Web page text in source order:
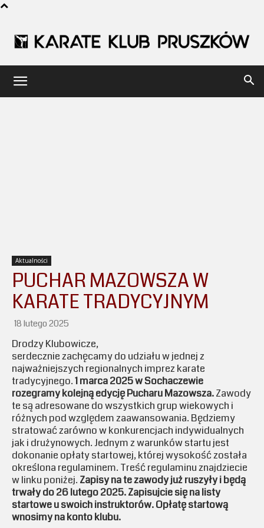
Aktualności
PUCHAR MAZOWSZA W
KARATE TRADYCYJNYM
18 lutego 2025
Drodzy Klubowicze,
serdecznie zachęcamy do udziału w jednej z
najważniejszych regionalnych imprez karate
tradycyjnego.1 marca 2025 w Sochaczewie
rozegramy kolejną edycję Pucharu Mazowsza.Zawody
te są adresowane do wszystkich grup wiekowych i
różnych pod względem zaawansowania. Będziemy
stratować zarówno w konkurencjach indywidualnych
jak i drużynowych. Jednym z warunków startu jest
dokonanie opłaty startowej, której wysokość została
określona regulaminem. Treść regulaminu znajdziecie
w linku poniżej. Zapisy na te zawody już ruszyły i będą
trwały do 26 lutego 2025. Zapisujcie się na listy
startowe u swoich instruktorów. Opłatę startową
wnosimy na konto klubu.